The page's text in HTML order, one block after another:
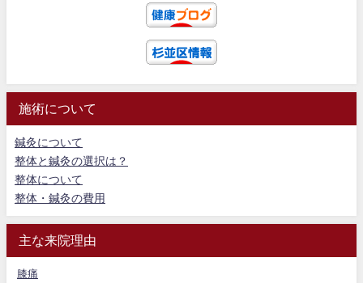
施術について
鍼灸について
整体と鍼灸の選択は？
整体について
整体・鍼灸の費用
主な来院理由
膝痛